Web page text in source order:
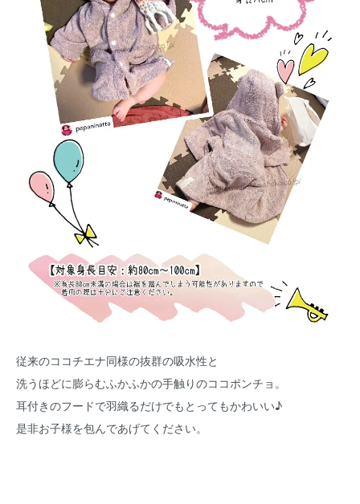
従来のココチエナ同様の抜群の吸水性と
洗うほどに膨らむふかふかの手触りのココポンチョ。
耳付きのフードで羽織るだけでもとってもかわいい♪
是非お子様を包んであげてください。